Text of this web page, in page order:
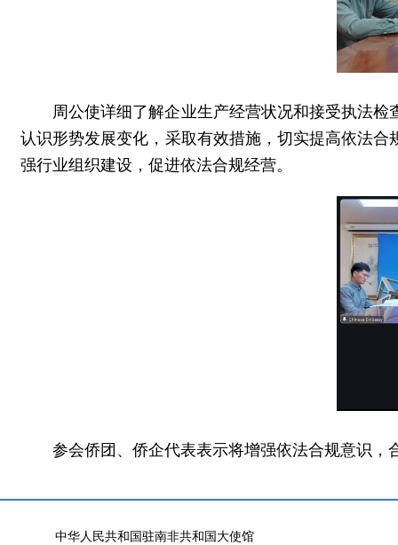
周公使详细了解企业生产经营状况和接受执法
认识形势发展变化，采取有效措施，切实提高依法
强行业组织建设，促进依法合规经营。
参会侨团、侨企代表表示将增强依法合规意识，
中华人民共和国驻南非共和国大使馆